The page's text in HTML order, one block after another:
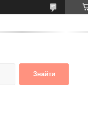
Знайти